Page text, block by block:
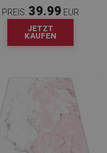
PREIS: 39.99 EUR
JETZT
KAUFEN